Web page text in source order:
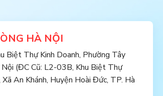
HÀ NỘI
Biệt Thự Kinh Doanh, Phường Tây
Nội (ĐC Cũ: L2-03B, Khu Biệt Thự
Xã An Khánh, Huyện Hoài Đức, TP. Hà